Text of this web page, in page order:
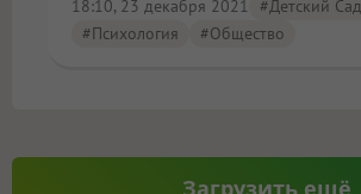
18:10, 23 декабря 2021
#детский Сад
#психология
#Общество
Загрузить ещё